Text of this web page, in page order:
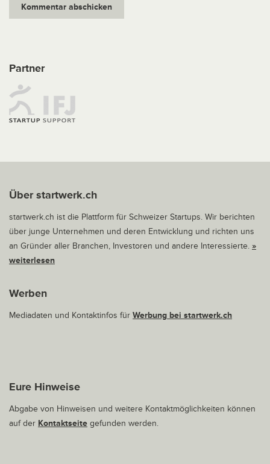
Partner
Über startwerk.ch
startwerk.ch ist die Plattform für Schweizer Startups. Wir berichten
über junge Unternehmen und deren Entwicklung und richten uns
an Gründer aller Branchen, Investoren und andere Interessierte. »
weiterlesen
Werben
Mediadaten und Kontaktinfos für Werbung bei startwerk.ch
Eure Hinweise
Abgabe von Hinweisen und weitere Kontaktmöglichkeiten können
auf der Kontaktseite gefunden werden.